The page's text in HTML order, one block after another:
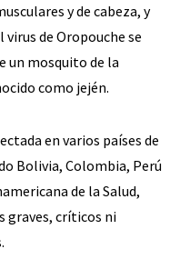
y de cabeza, y
de Oropouche se
un mosquito de la
como jején.
en varios países de
Bolivia, Colombia, Perú
de la Salud,
graves, críticos ni